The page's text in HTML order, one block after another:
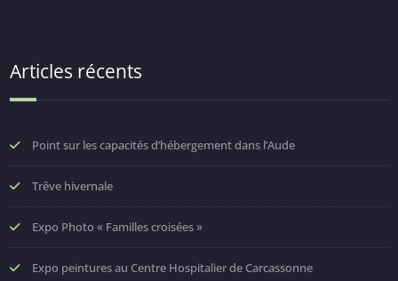
Articles récents
Point sur les capacités d’hébergement dans l’Aude
Trêve hivernale
Expo Photo « Familles croisées »
Expo peintures au Centre Hospitalier de Carcassonne